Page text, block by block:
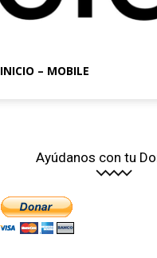
INICIO – MOBILE
Ayúdanos con tu